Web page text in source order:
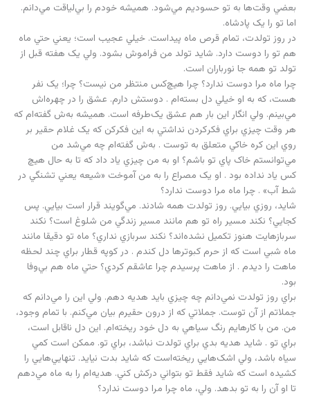
بعضي وقت‌ها به تو حسوديم مي‌شود. هميشه خودم را بي‌لياقت مي‌دانم.
اما تو را يک پادشاه.
در روز تولدت، تمام قرص ماه پيداست. خيلي عجيب است؛ يعني حتي ماه
هم تو را دوست دارد. شايد تولد من فراموش بشود. ولي يک هفته قبل از
تولد تو همه جا نورباران است.
چرا ماه مرا دوست ندارد؟ چرا هيچ‌کس منتظر من نيست؟ چرا؛ يک نفر
هست، که به او خيلي دل بسته‌ام . دوستش دارم. عشق را در چهره‌اش
مي‌بينم. ولي انگار اين بار هم عشق يک‌طرفه است. هميشه به‌ش گفته‌ام که
هر وقت چيزي براي فکر‌کردن نداشتي به اين فکر‌کن که يک غلام حقير بر
روي اين کره خاکي متعلق به توست . به‌ش گفته‌ام چه مي‌شد من
مي‌توانستم خاک پاي تو باشم؟ او به من چيزي ياد داد که تا به حال هيچ
کس ياد نداده بود . او يک مصراع را به من آموخت «شيعه يعني تشنگي در
شط آب» . چرا ماه مرا دوست ندارد؟
شايد، روزي بيايي. روز تولدت همه شادند. مي‌گويند قرار است بيايي. پس
کجايي؟ نکند مسير راه تو هم مانند مسير زندگي من شلوغ است؟ نکند
سربازهايت هنوز تکميل نشده‌اند؟ نکند سربازي نداري؟ ماه تو دقيقا مانند
ماه شبي است که از حرم کبوترها دل کندم . در کوپه قطار براي چند لحظه
ماهت را ديدم . از ماهت پرسيدم چرا عاشقم کردي؟ حتي ماه هم بي‌وفا
بود.
براي روز تولدت نمي‌دانم چه چيزي بايد هديه دهم. ولي اين را مي‌دانم که
جملاتم از آن توست. جملاتي که از درون حقيرم بيان مي‌کنم. با تمام وجود،
من. من با کارهايم رنگ سياهي به دل خود ريخته‌ام. اين دل ناقابل است،
براي تو . شايد هديه بدي براي تولدت نباشد، براي تو. ممکن است کمي
سياه باشد، ولي اشک‌هايي ريخته‌است که شايد بدت نيايد. تنهايي‌هايي را
کشيده است که شايد فقط تو بتواني درکش کني. هديه‌ام را به ماه مي‌دهم
تا او آن را به تو بدهد. ولي، ماه چرا مرا دوست ندارد؟